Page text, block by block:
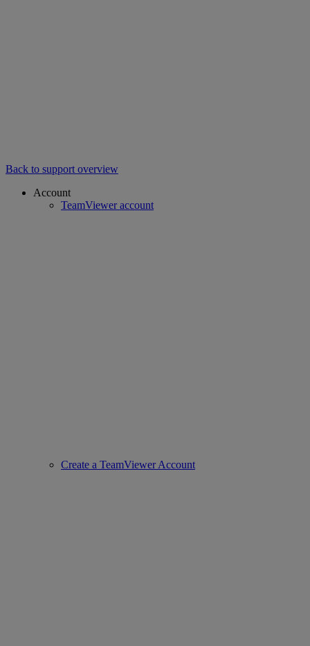
Back to support overview
Account
TeamViewer account
Create a TeamViewer Account